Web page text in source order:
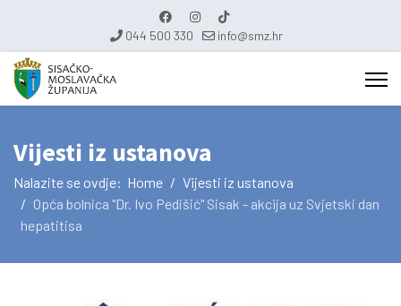
044 500 330 info@smz.hr
Vijesti iz ustanova
Nalazite se ovdje: Home
Vijesti iz ustanova
Opća bolnica "Dr. Ivo Pedišić" Sisak - akcija uz Svjetski dan
hepatitisa